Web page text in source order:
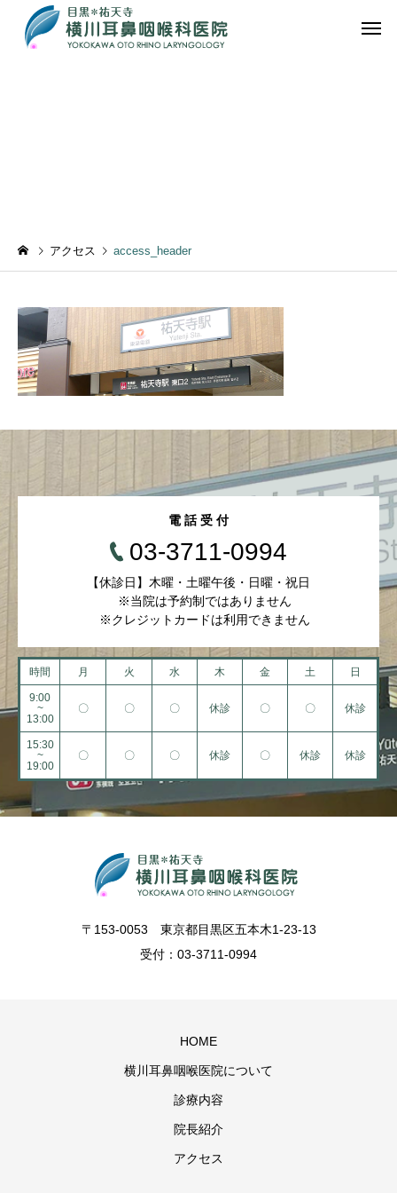
【首・くび】
アクセス access_header
電 話 受 付
03-3711-0994
【休診日】木曜・土曜午後・日曜・祝日
※当院は予約制ではありません
※クレジットカードは利用できません
時間 月 火 水 木 金 土 日
9:00
~
13:00
〇 〇 〇 休診 〇 〇 休診
15:30
~
19:00
〇 〇 〇 休診 〇 休診 休診
〒153-0053 東京都目黒区五本木1-23-13
受付：03-3711-0994
HOME
横川耳鼻咽喉医院について
診療内容
院長紹介
アクセス